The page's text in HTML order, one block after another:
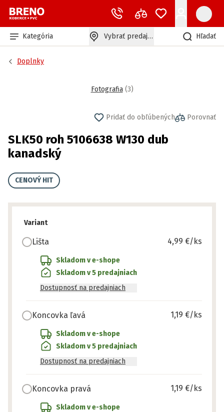
Kategória Vybrať predajňu Hľadať
Doplnky
Fotografia (3)
Pridať do obľúbených Porovnať
SLK50 roh 5106638 W130 dub
kanadský
CENOVÝ HIT
Variant
Lišta 4,99 €/ks
Skladom v e-shope
Skladom v 5 predajniach
Dostupnosť na predajniach
Koncovka ľavá 1,19 €/ks
Skladom v e-shope
Skladom v 5 predajniach
Dostupnosť na predajniach
Koncovka pravá 1,19 €/ks
Skladom v e-shope